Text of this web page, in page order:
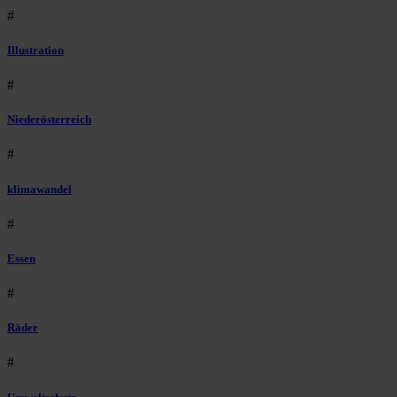
#
Illustration
#
Niederösterreich
#
klimawandel
#
Essen
#
Räder
#